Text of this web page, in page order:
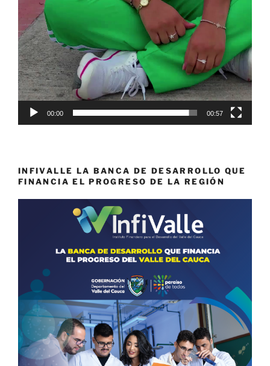
00:00 00:57
INFIVALLE LA BANCA DE DESARROLLO QUE
FINANCIA EL PROGRESO DE LA REGIÓN